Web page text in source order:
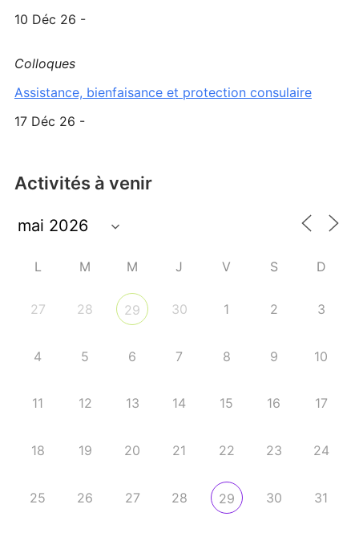
10 Déc 26 -
Colloques
Assistance, bienfaisance et protection consulaire
17 Déc 26 -
Activités à venir
L M M J V S D
27 28 29 30 1 2 3
4 5 6 7 8 9 10
11 12 13 14 15 16 17
18 19 20 21 22 23 24
25 26 27 28 29 30 31